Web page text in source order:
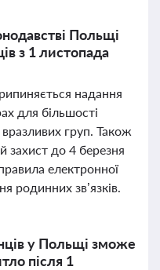
Польщі
з 1 листопада
надання
для більшості
вразливих груп. Також
захист до 4 березня
електронної
родинних зв’язків.
у Польщі зможе
після 1